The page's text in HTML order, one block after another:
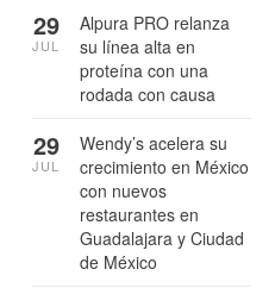
Alpura PRO relanza
su línea alta en
proteína con una
rodada con causa
29
JUL
Wendy’s acelera su
crecimiento en México
con nuevos
restaurantes en
Guadalajara y Ciudad
de México
29
JUL